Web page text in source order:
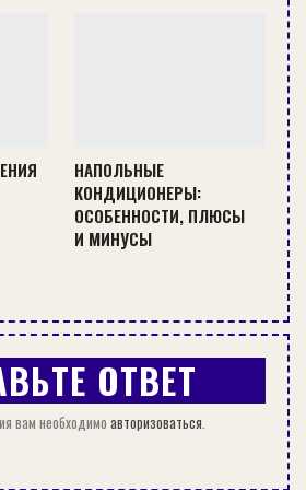
из полимеров, которые:
химическое воздействие;
нагрузкам;
НАПОЛЬНЫЕ
КОНДИЦИОНЕРЫ:
ОСОБЕННОСТИ, ПЛЮСЫ
И МИНУСЫ
ОТВЕТ
вам необходимо авторизоваться.